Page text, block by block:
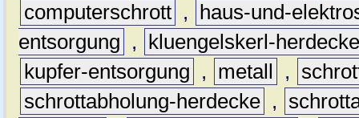
computerschrott ,
haus-und-
entsorgung
,
kluengelskerl-
kupfer-entsorgung
, metall ,
schrottabholung-herdecke ,